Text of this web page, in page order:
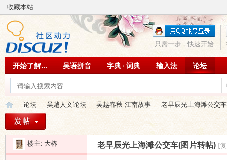
收藏本站
只需一步，快速开始
开始了解... 吴语拼音 字典 · 词典 输入法 论坛
»
论坛
›
吴越人文论坛 吴越春秋 江南故事
›
老早辰光上海滩公交
楼主: 大椿 老早辰光上海滩公交车(图片转帖) [